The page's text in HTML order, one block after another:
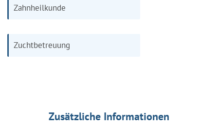
Zahnheilkunde
Zuchtbetreuung
Zusätzliche Informationen